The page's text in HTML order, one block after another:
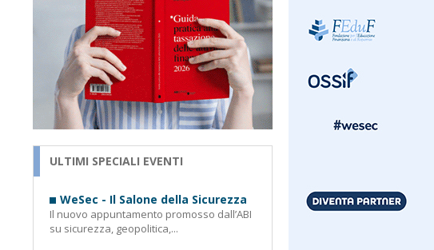
ULTIMI SPECIALI EVENTI
WeSec - Il Salone della Sicurezza
Il nuovo appuntamento promosso dall’ABI
su sicurezza, geopolitica,...